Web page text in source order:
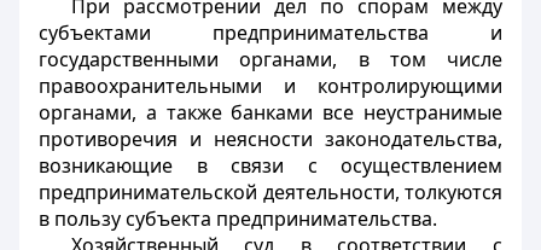
При рассмотрении дел по спорам между
субъектами предпринимательства и
государственными органами, в том числе
правоохранительными и контролирующими
органами, а также банками все неустранимые
противоречия и неясности законодательства,
возникающие в связи с осуществлением
предпринимательской деятельности, толкуются
в пользу субъекта предпринимательства.